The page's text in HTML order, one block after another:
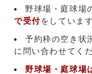
野球場・庭球場
で受付をしています
予約枠の空き状
に問い合わせてく
野球場・庭球場